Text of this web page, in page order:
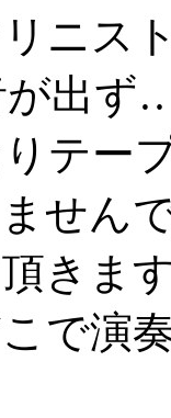
ニス
が出ず
テー
ません
きま
で演